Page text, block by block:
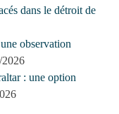
dans le détroit de
observation
2026
: une option